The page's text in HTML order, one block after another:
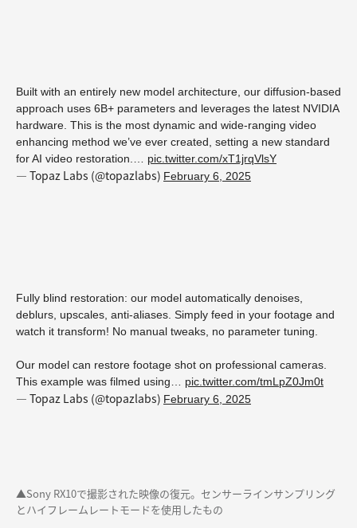
Built with an entirely new model architecture, our diffusion-based
approach uses 6B+ parameters and leverages the latest NVIDIA
hardware. This is the most dynamic and wide-ranging video
enhancing method we’ve ever created, setting a new standard
for AI video restoration.… pic.twitter.com/xT1jrqVlsY
— Topaz Labs (@topazlabs) February 6, 2025
Fully blind restoration: our model automatically denoises,
deblurs, upscales, anti-aliases. Simply feed in your footage and
watch it transform! No manual tweaks, no parameter tuning.
Our model can restore footage shot on professional cameras.
This example was filmed using… pic.twitter.com/tmLpZ0Jm0t
— Topaz Labs (@topazlabs) February 6, 2025
▲Sony RX10で撮影された映像の復元。センサーラインサンプリング
とハイフレームレートモードを使用したもの